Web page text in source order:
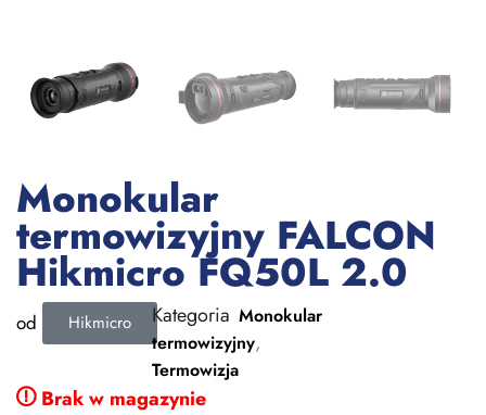
Monokular
termowizyjny FALCON
Hikmicro FQ50L 2.0
od Hikmicro Kategoria Monokular
termowizyjny,
Termowizja
Brak w magazynie